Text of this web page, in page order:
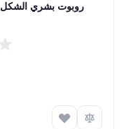
UBTECH Walker S Industrial روبوت بشري الشكل